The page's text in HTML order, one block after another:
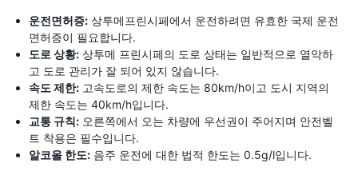
운전면허증: 상투메프린시페에서 운전하려면 유효한 국제 운전
면허증이 필요합니다.
도로 상황: 상투메 프린시페의 도로 상태는 일반적으로 열악하
고 도로 관리가 잘 되어 있지 않습니다.
속도 제한: 고속도로의 제한 속도는 80km/h이고 도시 지역의
제한 속도는 40km/h입니다.
교통 규칙: 오른쪽에서 오는 차량에 우선권이 주어지며 안전벨
트 착용은 필수입니다.
알코올 한도: 음주 운전에 대한 법적 한도는 0.5g/l입니다.